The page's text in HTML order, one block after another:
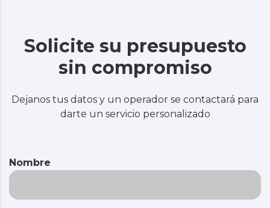
Solicite su presupuesto
sin compromiso
Dejanos tus datos y un operador se contactará para
darte un servicio personalizado
Nombre